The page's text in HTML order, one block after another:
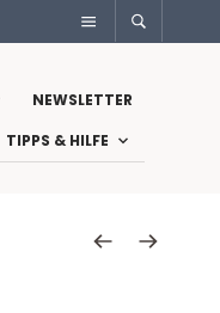
NEWSLETTER
TIPPS & HILFE